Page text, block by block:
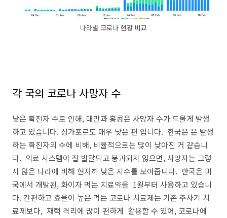
나라별 코로나 현황 비교
각 국의 코로나 사망자 수
낮은 확진자 수로 인해, 대만과 홍콩은 사망자 수가 드물게 발생
하고 있습니다. 싱가포르도 매우 낮은 편 입니다. 한국은 은 발생
하는 확진자의 수에 비해, 비율적으로는 많이 낮아진 거 같습니
다. 의료 시스템이 잘 발달되고 붕괴되지 않으면, 사망자는 그렇
지 않은 나라에 비해 현저히 낮은 지수를 보여줍니다. 한국은 미
국에서 개발된, 화이자 먹는 치료약을 1월부터 사용하고 있습니
다. 간편하고 효율이 높은 먹는 코로나 치료제는 기존 주사기 치
료제보다, 재택 격리에 많이 편하게 활용할 수 있어, 코로나에